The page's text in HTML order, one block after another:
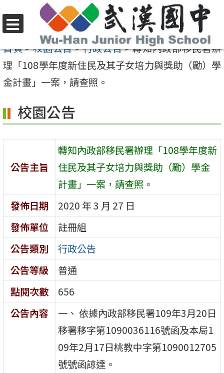
至
要
內
區
選
單
首頁>校園公告>行政公告>轉知內政部移民署辦
理「108學年度新住民及其子女培力與獎助（勵）學
金計畫」一案，請查照。
校園公告
公告主旨
轉知內政部移民署辦理「108學年度新
住民及其子女培力與獎助（勵）學金
計畫」一案，請查照。
發佈日期
2020 年 3 月 27 日
發佈單位
註冊組
公告類別
行政公告
公告等級
普通
點閱次數
656
公告內容
一、 依據內政部移民署109年3月20日
移署移字第1090036116號函及本局1
09年2月17日桃教中字第1090012705
號號函諒達。